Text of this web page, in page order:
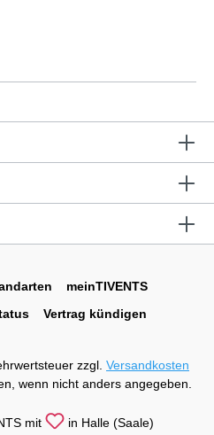
meinTIVENTS
Vertrag kündigen
zzgl. Versandkosten
wenn nicht anders angegeben.
mit in Halle (Saale)